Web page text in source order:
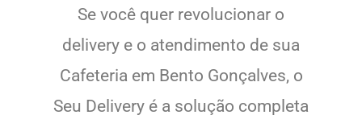
Se você quer revolucionar o
delivery e o atendimento de sua
Cafeteria em Bento Gonçalves, o
Seu Delivery é a solução completa